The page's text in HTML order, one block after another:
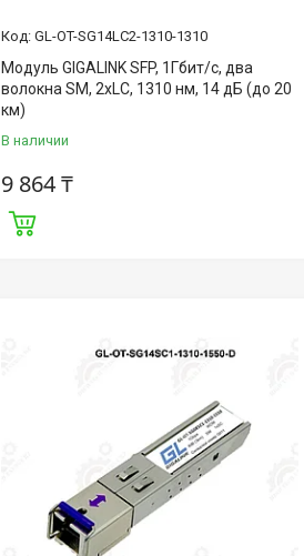
GL-OT-SG14LC2-1310-1310
Модуль GIGALINK SFP, 1Гбит/c, два
волокна SM, 2xLC, 1310 нм, 14 дБ (до 20
км)
В наличии
9 864 ₸